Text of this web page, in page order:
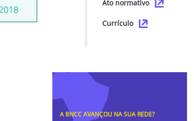
Ato normativo
Currículo
A BNCC AVANÇOU NA SUA REDE?